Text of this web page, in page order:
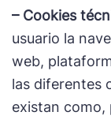
– Cookies
usuario la
web,
las diferentes
existan